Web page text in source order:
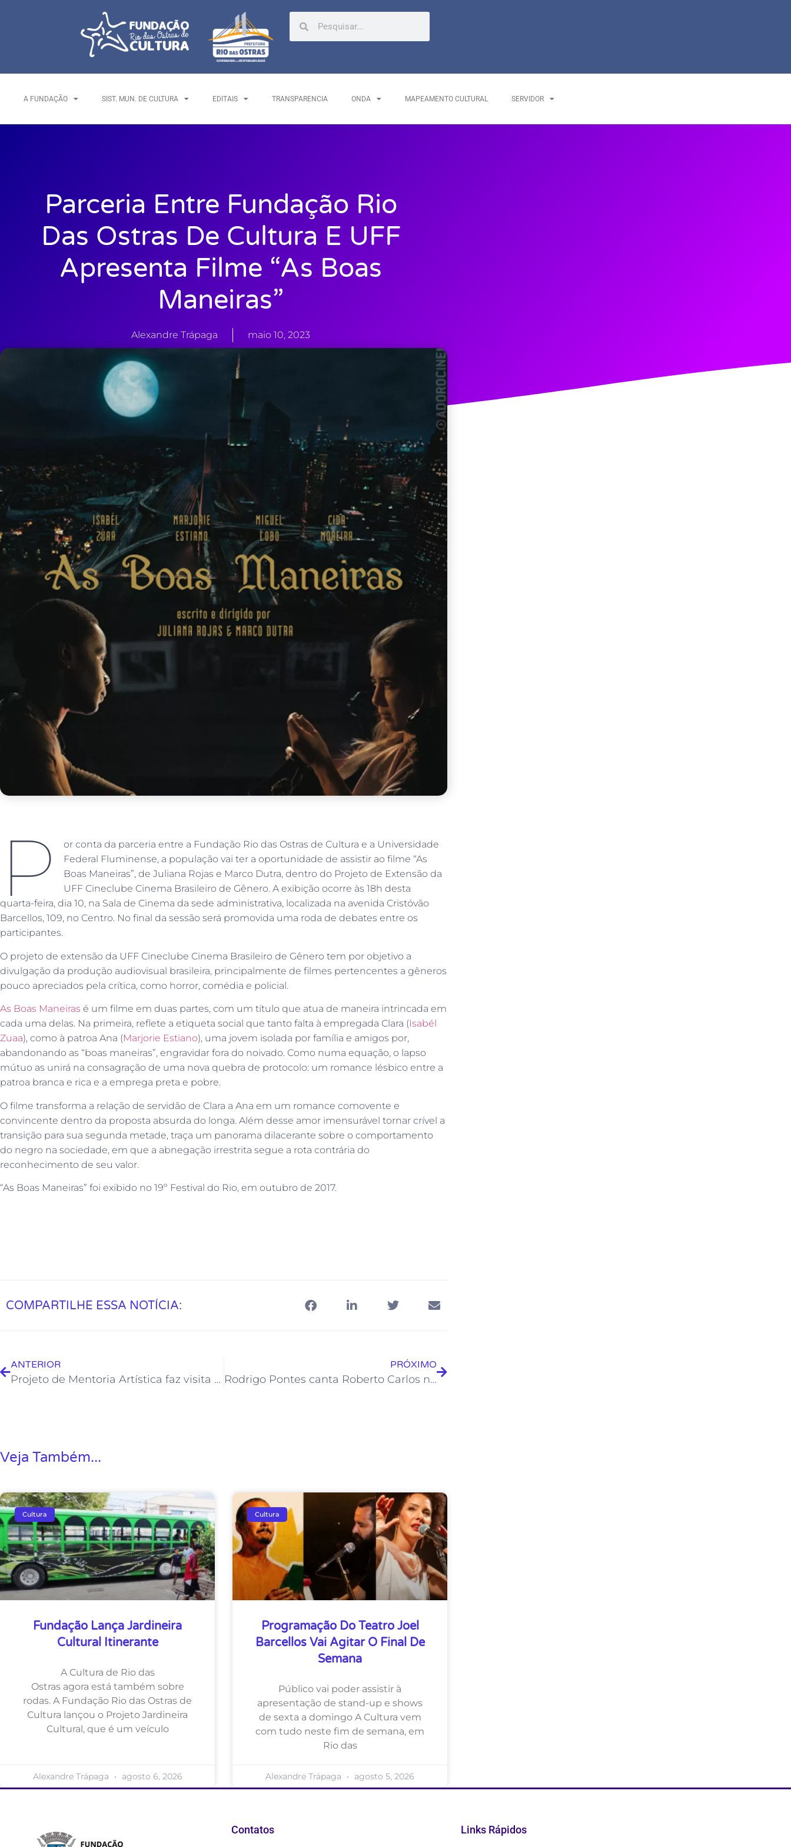
A FUNDAÇÃO SIST. MUN. DE CULTURA EDITAIS TRANSPARENCIA ONDA MAPEAMENTO CULTURAL SERVIDOR
Parceria Entre Fundação Rio
Das Ostras De Cultura E UFF
Apresenta Filme “As Boas
Maneiras”
Alexandre Trápaga maio 10, 2023
P
or conta da parceria entre a Fundação Rio das Ostras de Cultura e a Universidade
Federal Fluminense, a população vai ter a oportunidade de assistir ao filme “As
Boas Maneiras”, de Juliana Rojas e Marco Dutra, dentro do Projeto de Extensão da
UFF Cineclube Cinema Brasileiro de Gênero. A exibição ocorre às 18h desta
quarta-feira, dia 10, na Sala de Cinema da sede administrativa, localizada na avenida Cristóvão
Barcellos, 109, no Centro. No final da sessão será promovida uma roda de debates entre os
participantes.
O projeto de extensão da UFF Cineclube Cinema Brasileiro de Gênero tem por objetivo a
divulgação da produção audiovisual brasileira, principalmente de filmes pertencentes a gêneros
pouco apreciados pela crítica, como horror, comédia e policial.
As Boas Maneiras é um filme em duas partes, com um título que atua de maneira intrincada em
cada uma delas. Na primeira, reflete a etiqueta social que tanto falta à empregada Clara (Isabél
Zuaa), como à patroa Ana (Marjorie Estiano), uma jovem isolada por família e amigos por,
abandonando as “boas maneiras”, engravidar fora do noivado. Como numa equação, o lapso
mútuo as unirá na consagração de uma nova quebra de protocolo: um romance lésbico entre a
patroa branca e rica e a emprega preta e pobre.
O filme transforma a relação de servidão de Clara a Ana em um romance comovente e
convincente dentro da proposta absurda do longa. Além desse amor imensurável tornar crível a
transição para sua segunda metade, traça um panorama dilacerante sobre o comportamento
do negro na sociedade, em que a abnegação irrestrita segue a rota contrária do
reconhecimento de seu valor.
“As Boas Maneiras” foi exibido no 19º Festival do Rio, em outubro de 2017.
COMPARTILHE ESSA NOTÍCIA:
ANTERIOR
Projeto de Mentoria Artística faz visita técnica à Praça da Baleia
PRÓXIMO
Rodrigo Pontes canta Roberto Carlos no Projeto Soul da Casa
Veja Também...
Cultura
Fundação Lança Jardineira
Cultural Itinerante
A Cultura de Rio das
Ostras agora está também sobre
rodas. A Fundação Rio das Ostras de
Cultura lançou o Projeto Jardineira
Cultural, que é um veículo
Alexandre Trápaga agosto 6, 2026
Cultura
Programação Do Teatro Joel
Barcellos Vai Agitar O Final De
Semana
Público vai poder assistir à
apresentação de stand-up e shows
de sexta a domingo A Cultura vem
com tudo neste fim de semana, em
Rio das
Alexandre Trápaga agosto 5, 2026
Contatos Links Rápidos